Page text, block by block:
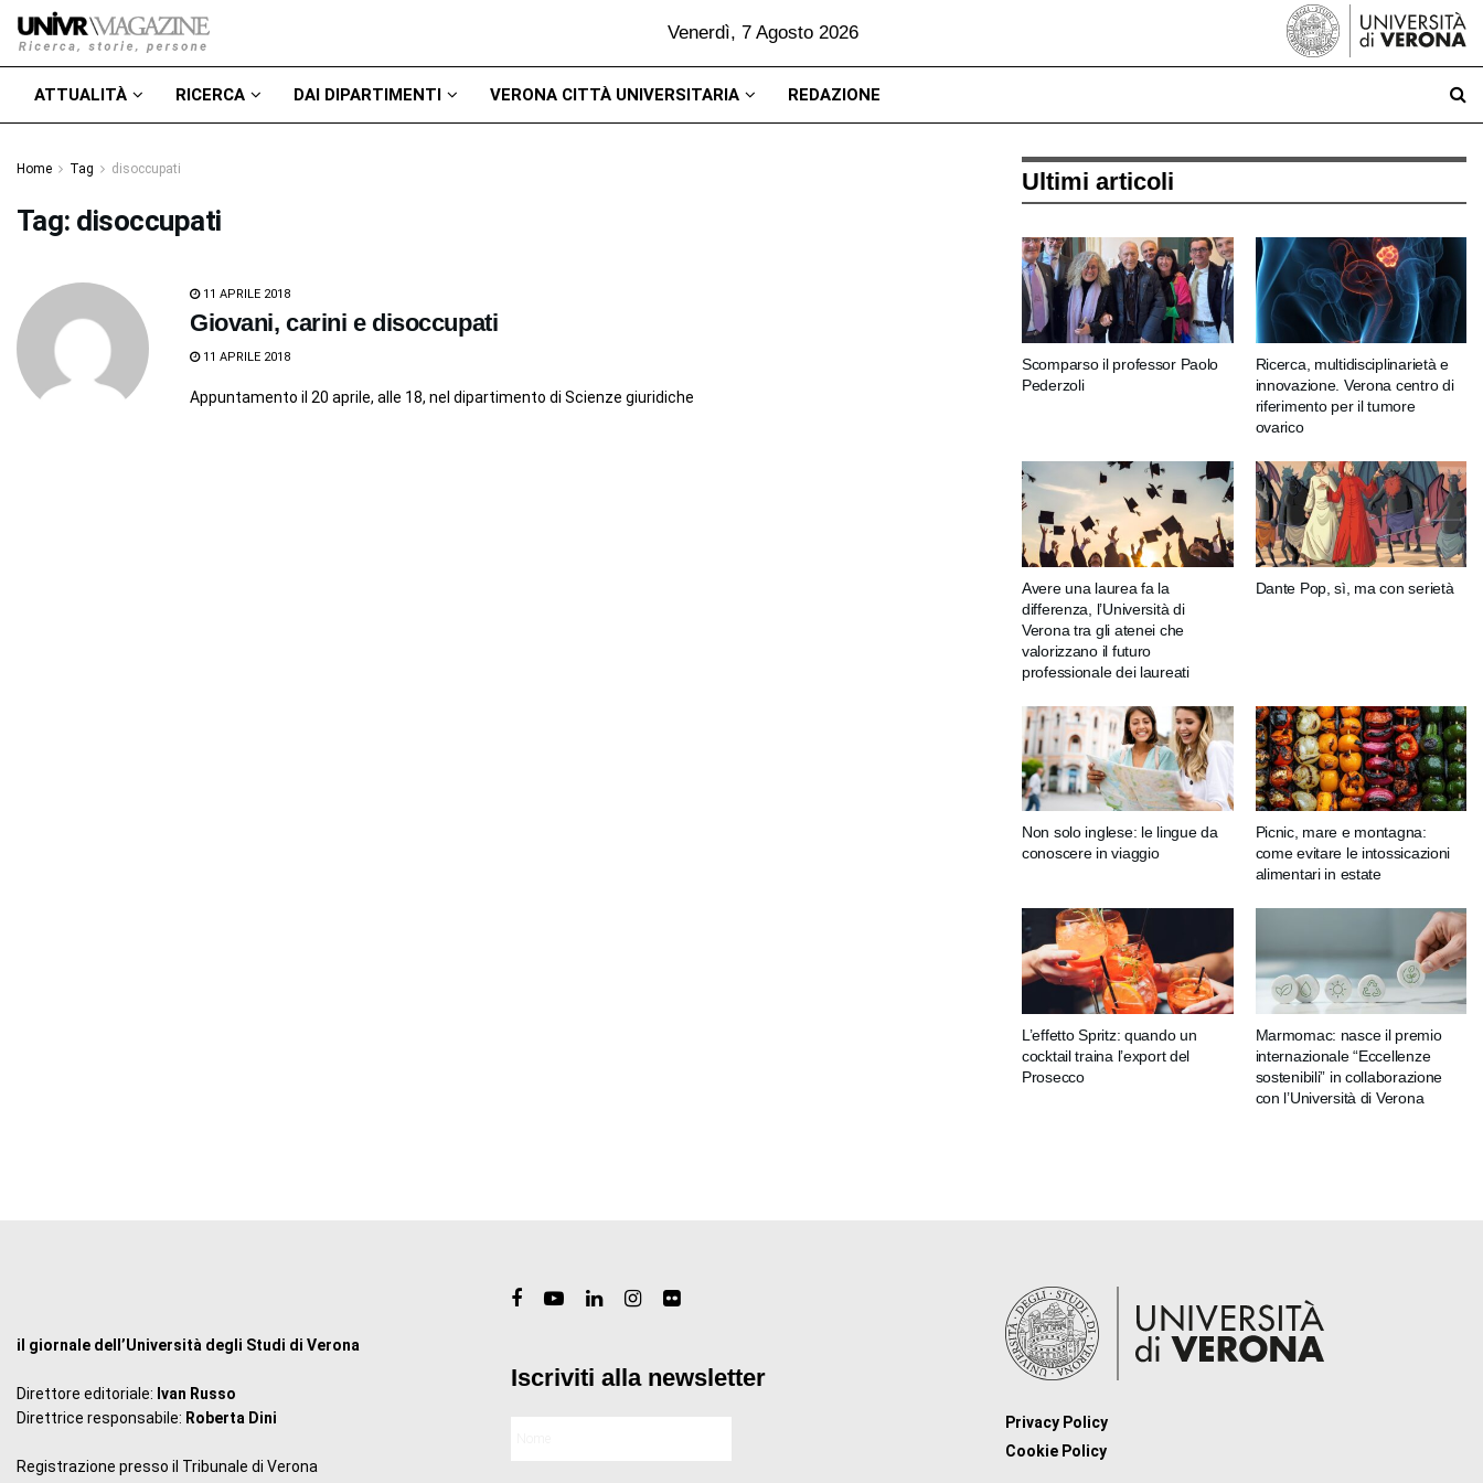
Venerdì, 7 Agosto 2026
ATTUALITÀ RICERCA DAI DIPARTIMENTI VERONA CITTÀ UNIVERSITARIA REDAZIONE
Home Tag disoccupati
Tag: disoccupati
11 APRILE 2018
Giovani, carini e disoccupati
11 APRILE 2018
Appuntamento il 20 aprile, alle 18, nel dipartimento di Scienze giuridiche
Ultimi articoli
Scomparso il professor Paolo
Pederzoli
Ricerca, multidisciplinarietà e
innovazione. Verona centro di
riferimento per il tumore
ovarico
Avere una laurea fa la
differenza, l’Università di
Verona tra gli atenei che
valorizzano il futuro
professionale dei laureati
Dante Pop, sì, ma con serietà
Non solo inglese: le lingue da
conoscere in viaggio
Picnic, mare e montagna:
come evitare le intossicazioni
alimentari in estate
L’effetto Spritz: quando un
cocktail traina l’export del
Prosecco
Marmomac: nasce il premio
internazionale “Eccellenze
sostenibili” in collaborazione
con l’Università di Verona
il giornale dell’Università degli Studi di Verona
Direttore editoriale: Ivan Russo
Direttrice responsabile: Roberta Dini
Registrazione presso il Tribunale di Verona
Iscriviti alla newsletter
Privacy Policy
Cookie Policy